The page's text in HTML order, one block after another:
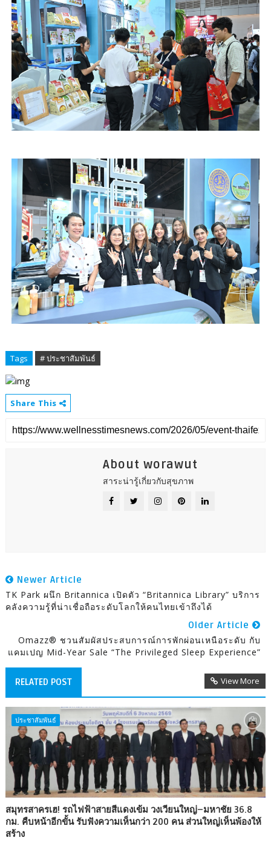
Tags # ประชาสัมพันธ์
Share This
About worawut
สาระน่ารู้เกี่ยวกับสุขภาพ
Newer Article
TK Park ผนึก Britannica เปิดตัว “Britannica Library” บริการ
คลังความรู้ที่น่าเชื่อถือระดับโลกให้คนไทยเข้าถึงได้
Older Article
Omazz® ชวนสัมผัสประสบการณ์การพักผ่อนเหนือระดับ กับ
แคมเปญ Mid-Year Sale “The Privileged Sleep Experience”
RELATED POST View More
ประชาสัมพันธ์
สมุทรสาครเฮ! รถไฟฟ้าสายสีแดงเข้ม วงเวียนใหญ่–มหาชัย 36.8
กม. คืบหน้าอีกขั้น รับฟังความเห็นกว่า 200 คน ส่วนใหญ่เห็นพ้องให้
สร้าง